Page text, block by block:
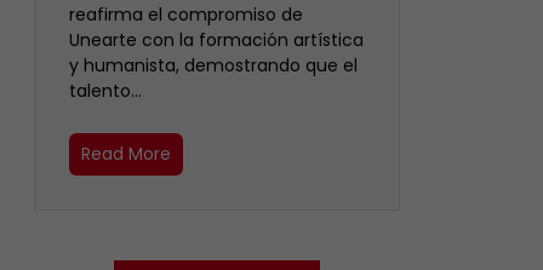
reafirma el compromiso de
Unearte con la formación artística
y humanista, demostrando que el
talento…
Read More